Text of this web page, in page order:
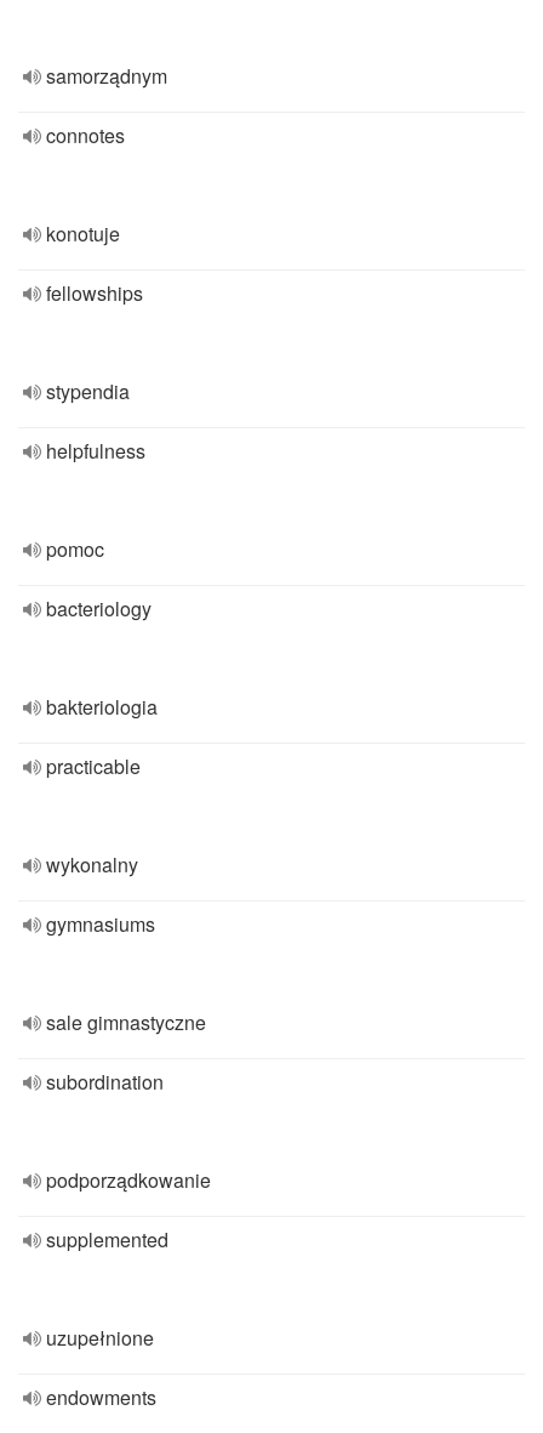
samorządnym
connotes
konotuje
fellowships
stypendia
helpfulness
pomoc
bacteriology
bakteriologia
practicable
wykonalny
gymnasiums
sale gimnastyczne
subordination
podporządkowanie
supplemented
uzupełnione
endowments